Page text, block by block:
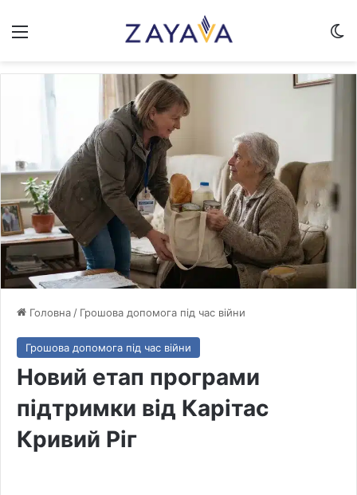
Меню
Головна / Грошова допомога під час війни
Грошова допомога під час війни
Новий етап програми
підтримки від Карітас
Кривий Ріг